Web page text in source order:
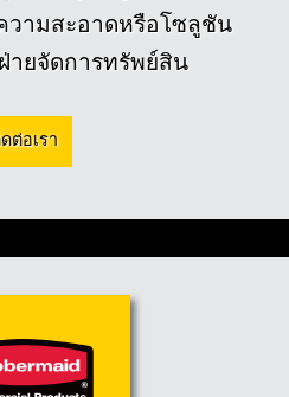
วามสะอาดหรือโซลูชัน
ยจัดการทรัพย์สิน
ต่อเรา